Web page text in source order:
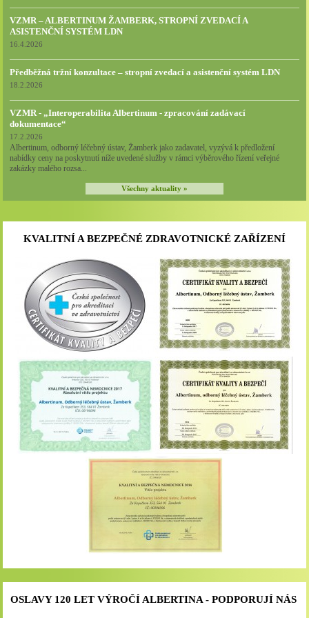
VZMR – ALBERTINUM ŽAMBERK, STROPNÍ ZVEDACÍ A
ASISTENČNÍ SYSTÉM LDN
16.4.2026
Předběžná tržní konzultace – stropní zvedací a asistenční systém LDN
18.2.2026
VZMR - „Interoperabilita Albertinum - zpracování zadávací
dokumentace“
17.2.2026
Albertinum, odborný léčebný ústav, Žamberk jako zadavatel, vyzývá k předložení
nabídky ceny na poskytnutí níže uvedené služby v rámci výběrového řízení veřejné
zakázky malého rozsa...
Všechny aktuality »
KVALITNÍ A BEZPEČNÉ ZDRAVOTNICKÉ ZAŘÍZENÍ
OSLAVY 120 LET VÝROČÍ ALBERTINA - PODPORUJÍ NÁS